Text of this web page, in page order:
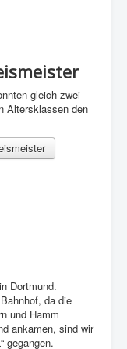
gleich zwei
Altersklassen den
Dortmund.
da die
und Hamm
ankamen, sind wir
gegangen.